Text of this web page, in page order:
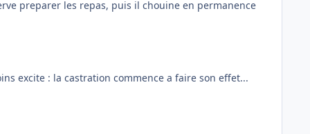
preparer les repas, puis il chouine en permanence
excite : la castration commence a faire son effet...